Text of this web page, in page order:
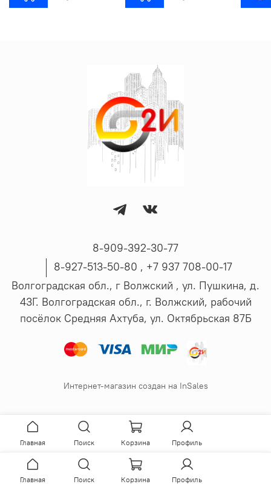
8-909-392-30-77
8-927-513-50-80 , ‪+7 937 708-00-17
Волгоградская обл., г Волжский , ул. Пушкина, д.
43Г. Волгоградская обл., г. Волжский, рабочий
посёлок Средняя Ахтуба, ул. Октябрьская 87Б
Интернет-магазин создан на InSales
Главная Поиск Корзина Профиль
Главная Поиск Корзина Профиль